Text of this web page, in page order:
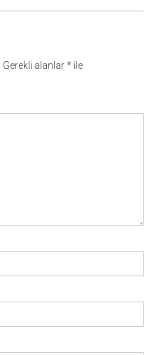
Gerekli alanlar*ile